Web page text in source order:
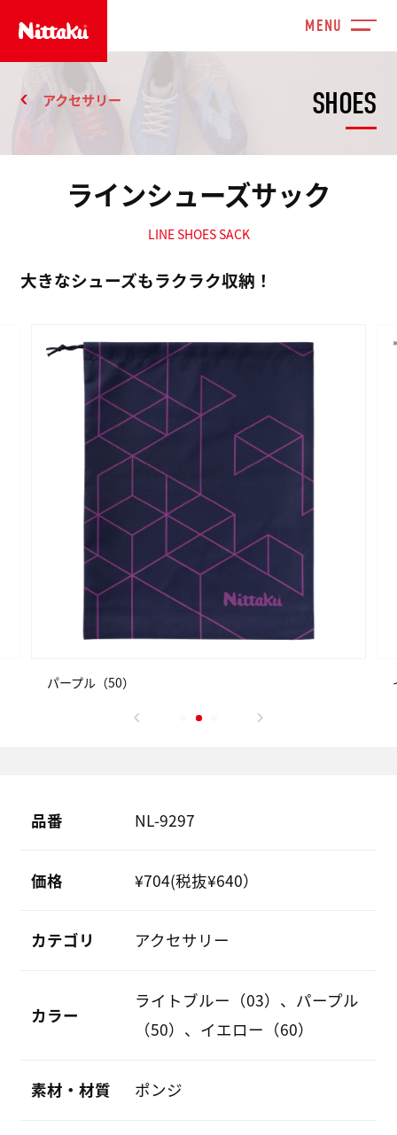
SHOES
アクセサリー
ラインシューズサック
LINE SHOES SACK
大きなシューズもラクラク収納！
パープル（50）
品番 NL-9297
価格 ¥704(税抜¥640）
カテゴリ アクセサリー
カラー
ライトブルー（03）、パープル
（50）、イエロー（60）
素材・材質 ポンジ